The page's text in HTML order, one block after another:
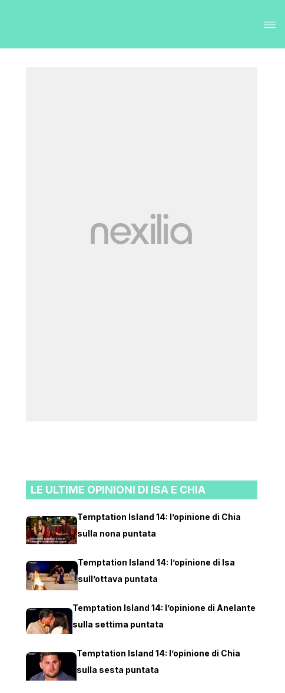
LE ULTIME OPINIONI DI ISA E CHIA
Temptation Island 14: l’opinione di Chia
sulla nona puntata
Temptation Island 14: l’opinione di Isa
sull’ottava puntata
Temptation Island 14: l’opinione di Anelante
sulla settima puntata
Temptation Island 14: l’opinione di Chia
sulla sesta puntata